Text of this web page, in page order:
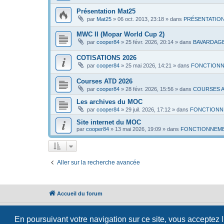
En poursuivant votre navigation sur ce site, vous
Présentation Mat25
par Mat25 » 06 oct. 2013, 23:18 » dans
MWC II (Mopar World Cup 2)
par cooper84 » 25 févr. 2026, 20:14 » dans
COTISATIONS 2026
par cooper84 » 25 mai 2026, 14:21 » dans
Courses ATD 2026
par cooper84 » 28 févr. 2026, 15:56 » dans COURSES
Les archives du MOC
par cooper84 » 29 juil. 2026, 17:12 » dans
Site internet du MOC
par cooper84 » 13 mai 2026, 19:09 » dans
Aller sur la recherche avancée
Accueil du forum